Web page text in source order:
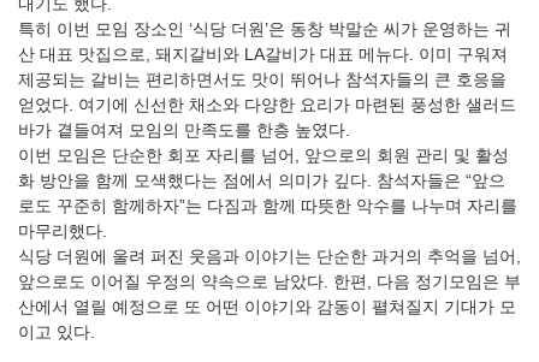
특히 이번 모임 장소인 ‘식당 더원’은 동창 박말순 씨가 운영하는 귀
산 대표 맛집으로, 돼지갈비와 LA갈비가 대표 메뉴다. 이미 구워져
제공되는 갈비는 편리하면서도 맛이 뛰어나 참석자들의 큰 호응을
얻었다. 여기에 신선한 채소와 다양한 요리가 마련된 풍성한 샐러드
바가 곁들여져 모임의 만족도를 한층 높였다.
이번 모임은 단순한 회포 자리를 넘어, 앞으로의 회원 관리 및 활성
화 방안을 함께 모색했다는 점에서 의미가 깊다. 참석자들은 “앞으
로도 꾸준히 함께하자”는 다짐과 함께 따뜻한 악수를 나누며 자리를
마무리했다.
식당 더원에 울려 퍼진 웃음과 이야기는 단순한 과거의 추억을 넘어,
앞으로도 이어질 우정의 약속으로 남았다. 한편, 다음 정기모임은 부
산에서 열릴 예정으로 또 어떤 이야기와 감동이 펼쳐질지 기대가 모
이고 있다.